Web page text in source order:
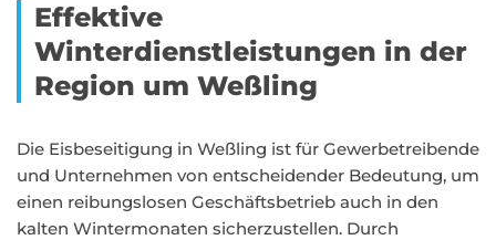
Effektive
Winterdienstleistungen in der
Region um Weßling
Die Eisbeseitigung in Weßling ist für Gewerbetreibende
und Unternehmen von entscheidender Bedeutung, um
einen reibungslosen Geschäftsbetrieb auch in den
kalten Wintermonaten sicherzustellen. Durch